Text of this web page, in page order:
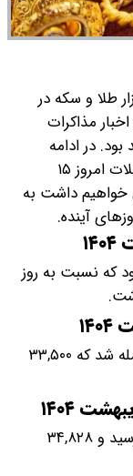
طلا و سکه در
مذاکرات
در ادامه
قیمت طلا، سکه و حباب سکه در پایان معاملات امروز ۱۵
خواهیم داشت به
آینده.
با ۶,۷۸۱,۰۰۰ تومان بود که نسبت به روز
طلای ۲۴ عیار با قیمت ۹,۰۷۰,۰۰۰ تومان معامله شد که ۳۳,۵۰۰
طلای دست دوم امروز به ۶,۶۸۲,۱۶۰ تومان رسید و ۳۴,۸۲۸